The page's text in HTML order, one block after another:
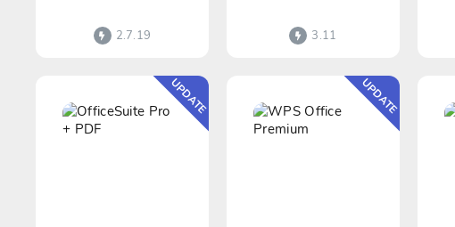
приложением по
чтению и просмотру
2.7.19
комфортабельному и
грамотному расчету
3.11
UPDATE UPDATE